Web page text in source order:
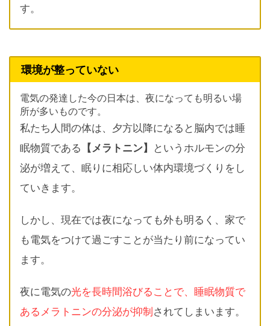
す。
環境が整っていない
電気の発達した今の日本は、夜になっても明るい場
所が多いものです。
私たち人間の体は、夕方以降になると脳内では睡
眠物質である 【メラトニン】
というホルモンの分
泌が増えて、眠りに相応しい体内環境づくりをし
ていきます。
しかし、現在では夜になっても外も明るく、家で
も電気をつけて過ごすことが当たり前になってい
ます。
夜に電気の光を長時間浴びることで、睡眠物質で
あるメラトニンの分泌が抑制 されてしまいます。